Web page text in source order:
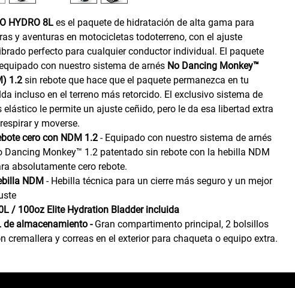
HYDRO 8L es el paquete de hidratación de alta gama para
y aventuras en motocicletas todoterreno, con el ajuste
perfecto para cualquier conductor individual. El paquete
con nuestro sistema de arnés No Dancing Monkey™
1.2 sin rebote que hace que el paquete permanezca en tu
incluso en el terreno más retorcido. El exclusivo sistema de
elástico le permite un ajuste ceñido, pero le da esa libertad extra
y moverse.
cero con NDM 1.2 - Equipado con nuestro sistema de arnés
Dancing Monkey™ 1.2 patentado sin rebote con la hebilla NDM
absolutamente cero rebote.
NDM - Hebilla técnica para un cierre más seguro y un mejor
/ 100oz Elite Hydration Bladder incluida
de almacenamiento - Gran compartimento principal, 2 bolsillos
cremallera y correas en el exterior para chaqueta o equipo extra.